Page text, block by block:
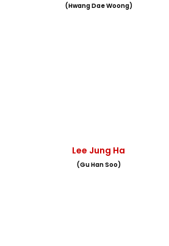
(Hwang Dae Woong)
Lee Jung Ha
(Gu Han Soo)